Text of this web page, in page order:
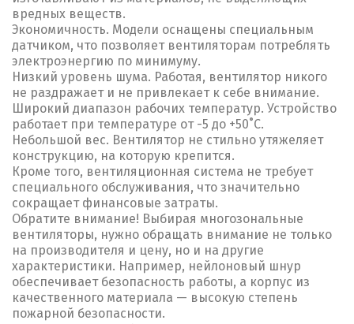
вредных веществ.
Экономичность. Модели оснащены специальным
датчиком, что позволяет вентиляторам потреблять
электроэнергию по минимуму.
Низкий уровень шума. Работая, вентилятор никого
не раздражает и не привлекает к себе внимание.
Широкий диапазон рабочих температур. Устройство
работает при температуре от -5 до +50˚С.
Небольшой вес. Вентилятор не стильно утяжеляет
конструкцию, на которую крепится.
Кроме того, вентиляционная система не требует
специального обслуживания, что значительно
сокращает финансовые затраты.
Обратите внимание! Выбирая многозональные
вентиляторы, нужно обращать внимание не только
на производителя и цену, но и на другие
характеристики. Например, нейлоновый шнур
обеспечивает безопасность работы, а корпус из
качественного материала — высокую степень
пожарной безопасности.